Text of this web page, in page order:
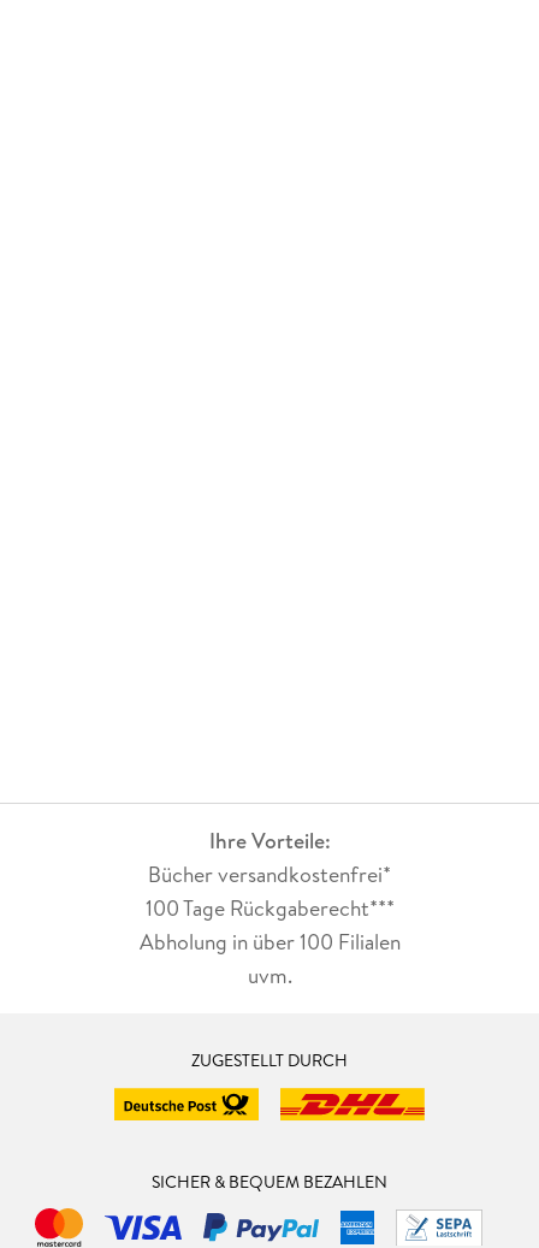
Ihre Vorteile:
Bücher versandkostenfrei*
100 Tage Rückgaberecht***
Abholung in über 100 Filialen
uvm.
ZUGESTELLT DURCH
SICHER & BEQUEM BEZAHLEN